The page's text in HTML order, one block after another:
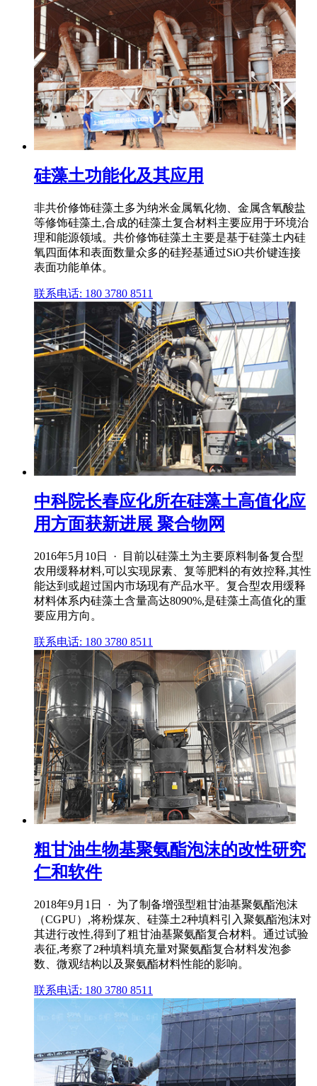
硅藻土功能化及其应用
非共价修饰硅藻土多为纳米金属氧化物、金属含氧酸盐
等修饰硅藻土,合成的硅藻土复合材料主要应用于环境治
理和能源领域。共价修饰硅藻土主要是基于硅藻土内硅
氧四面体和表面数量众多的硅羟基通过SiO共价键连接
表面功能单体。
联系电话: 180 3780 8511
中科院长春应化所在硅藻土高值化应
用方面获新进展 聚合物网
2016年5月10日 · 目前以硅藻土为主要原料制备复合型
农用缓释材料,可以实现尿素、复等肥料的有效控释,其性
能达到或超过国内市场现有产品水平。复合型农用缓释
材料体系内硅藻土含量高达8090%,是硅藻土高值化的重
要应用方向。
联系电话: 180 3780 8511
粗甘油生物基聚氨酯泡沫的改性研究
仁和软件
2018年9月1日 · 为了制备增强型粗甘油基聚氨酯泡沫
（CGPU）,将粉煤灰、硅藻土2种填料引入聚氨酯泡沫对
其进行改性,得到了粗甘油基聚氨酯复合材料。通过试验
表征,考察了2种填料填充量对聚氨酯复合材料发泡参
数、微观结构以及聚氨酯材料性能的影响。
联系电话: 180 3780 8511